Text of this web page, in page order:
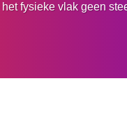
fysieke vlak geen